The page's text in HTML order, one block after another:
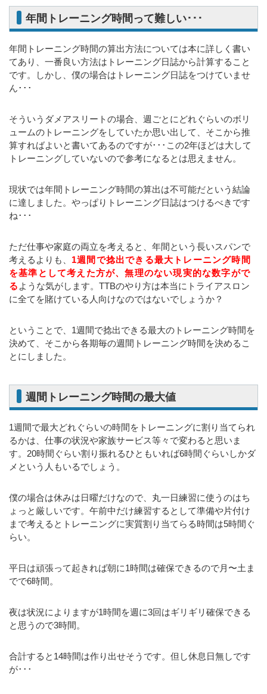
年間トレーニング時間って難しい･･･
年間トレーニング時間の算出方法については本に詳しく書い
てあり、一番良い方法はトレーニング日誌から計算すること
です。しかし、僕の場合はトレーニング日誌をつけていませ
ん･･･
そういうダメアスリートの場合、週ごとにどれぐらいのボリ
ュームのトレーニングをしていたか思い出して、そこから推
算すればよいと書いてあるのですが･･･この2年ほどは大して
トレーニングしていないので参考になるとは思えません。
現状では年間トレーニング時間の算出は不可能だという結論
に達しました。やっぱりトレーニング日誌はつけるべきです
ね･･･
ただ仕事や家庭の両立を考えると、年間という長いスパンで
考えるよりも、 1週間で捻出できる最大トレーニング時間
を基準として考えた方が、無理のない現実的な数字がで
る ような気がします。TTBのやり方は本当にトライアスロン
に全てを賭けている人向けなのではないでしょうか？
ということで、1週間で捻出できる最大のトレーニング時間を
決めて、そこから各期毎の週間トレーニング時間を決めるこ
とにしました。
週間トレーニング時間の最大値
1週間で最大どれぐらいの時間をトレーニングに割り当てられ
るかは、仕事の状況や家族サービス等々で変わると思いま
す。20時間ぐらい割り振れるひともいれば6時間ぐらいしかダ
メという人もいるでしょう。
僕の場合は休みは日曜だけなので、丸一日練習に使うのはち
ょっと厳しいです。午前中だけ練習するとして準備や片付け
まで考えるとトレーニングに実質割り当てらる時間は5時間ぐ
らい。
平日は頑張って起きれば朝に1時間は確保できるので月〜土ま
でで6時間。
夜は状況によりますが1時間を週に3回はギリギリ確保できる
と思うので3時間。
合計すると14時間は作り出せそうです。但し休息日無しです
が･･･